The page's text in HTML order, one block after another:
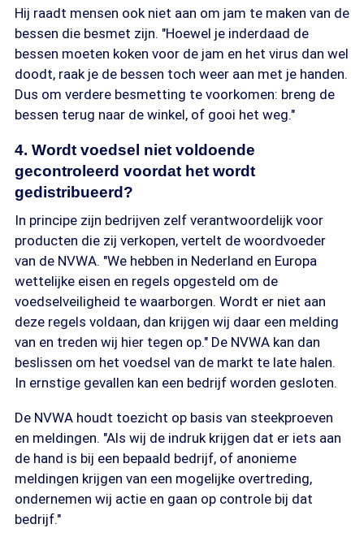
Hij raadt mensen ook niet aan om jam te maken van de
bessen die besmet zijn. "Hoewel je inderdaad de
bessen moeten koken voor de jam en het virus dan wel
doodt, raak je de bessen toch weer aan met je handen.
Dus om verdere besmetting te voorkomen: breng de
bessen terug naar de winkel, of gooi het weg."
4. Wordt voedsel niet voldoende
gecontroleerd voordat het wordt
gedistribueerd?
In principe zijn bedrijven zelf verantwoordelijk voor
producten die zij verkopen, vertelt de woordvoeder
van de NVWA. "We hebben in Nederland en Europa
wettelijke eisen en regels opgesteld om de
voedselveiligheid te waarborgen. Wordt er niet aan
deze regels voldaan, dan krijgen wij daar een melding
van en treden wij hier tegen op." De NVWA kan dan
beslissen om het voedsel van de markt te late halen.
In ernstige gevallen kan een bedrijf worden gesloten.
De NVWA houdt toezicht op basis van steekproeven
en meldingen. "Als wij de indruk krijgen dat er iets aan
de hand is bij een bepaald bedrijf, of anonieme
meldingen krijgen van een mogelijke overtreding,
ondernemen wij actie en gaan op controle bij dat
bedrijf."